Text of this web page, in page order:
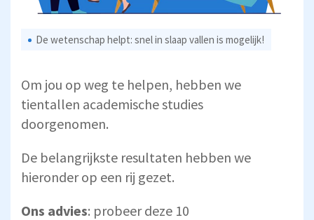
De wetenschap helpt: snel in slaap vallen is mogelijk!
Om jou op weg te helpen, hebben we
tientallen academische studies
doorgenomen.
De belangrijkste resultaten hebben we
hieronder op een rij gezet.
Ons advies: probeer deze 10